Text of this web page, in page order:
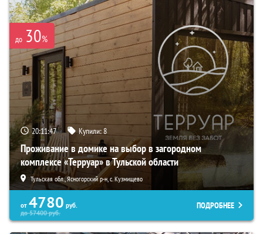
до 30%
20:11:45 Купили:8
Проживание в домике на выбор в загородном
комплексе «Терруар» в Тульской области
Тульская обл., Ясногорский р-н, с. Кузмищево
от 4780 руб.
до57400руб.
ПОДРОБНЕЕ